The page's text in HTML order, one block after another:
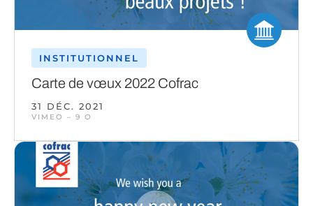
INSTITUTIONNEL
Carte de vœux 2022 Cofrac
31 DÉC. 2021
VIMEO – 9 O